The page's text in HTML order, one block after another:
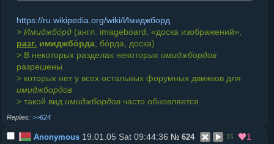
https://ru.wikipedia.org/wiki/Имиджборд
> Имиджбо́рд (англ. imageboard, «доска изображений»,
разг. имиджбо́рда , бо́рда, доска)
> В некоторых разделах некоторых имиджбордов
разрешены
> которых нет у всех остальных форумных движков для
имиджбордов
> такой вид имиджбордов часто обновляется
>>624
Anonymous19.01.05 Sat 09:44:36 № 624 35 1